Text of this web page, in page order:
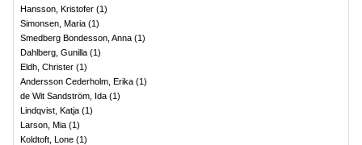
Hansson, Kristofer (1)
Simonsen, Maria (1)
Smedberg Bondesson, Anna (1)
Dahlberg, Gunilla (1)
Eldh, Christer (1)
Andersson Cederholm, Erika (1)
de Wit Sandström, Ida (1)
Lindqvist, Katja (1)
Larson, Mia (1)
Koldtoft, Lone (1)